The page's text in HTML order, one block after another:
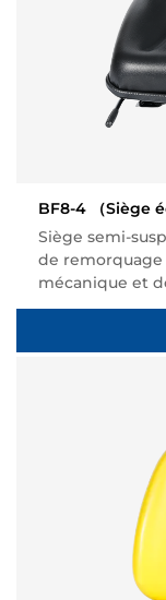
BF8-4
（Siège
Siège semi-
de remorquage
mécanique et